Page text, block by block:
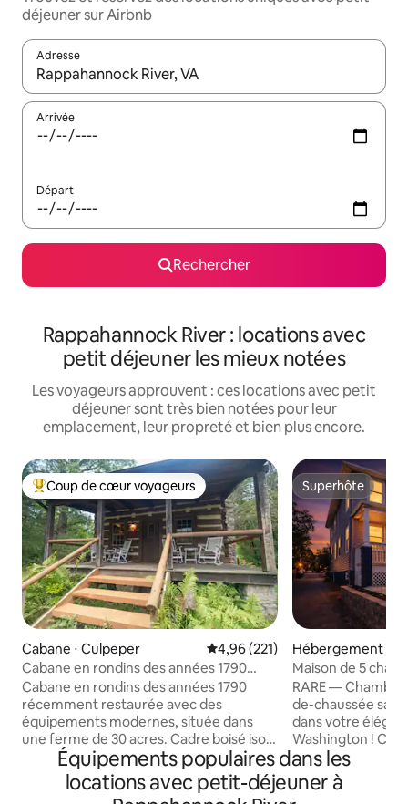
déjeuner sur Airbnb
Adresse
Lorsque les résultats s'affichent, utilisez les flèches vers le
Arrivée
Départ
Rechercher
Rappahannock River : locations avec
petit déjeuner les mieux notées
Les voyageurs approuvent : ces locations avec petit
déjeuner sont très bien notées pour leur
emplacement, leur propreté et bien plus encore.
Coups de cœur voyageurs les plus appréciés
Coup de cœur voyageurs
Cabane ⋅ Culpeper Évaluation moyenne sur la
4,96 (221)
Cabane en rondins des années 1790
confortable et unique
Cabane en rondins des années 1790
récemment restaurée avec des
équipements modernes, située dans
une ferme de 30 acres. Cadre boisé isolé
avec vue sur l'étang, à moins de
1 000 pieds de la maison principale et à
seulement 5 miles du centre-ville de
Superhôte
Superhôte
Hébergement ⋅
n
Maison de 5
Washington -
complète
RARE —
de-chaussée sans
dans votre
Washington !
rénovée de 5
bain offre 3 250
à seulement 3
Équipements populaires dans les
locations avec petit-déjeuner à